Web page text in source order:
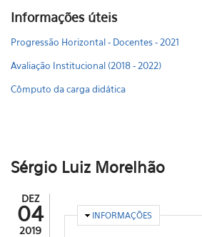
Informações úteis
Progressão Horizontal - Docentes - 2021
Avaliação Institucional (2018 - 2022)
Cômputo da carga didática
Sérgio Luiz Morelhão
DEZ
04
2019
OCULTAR
INFORMAÇÕES